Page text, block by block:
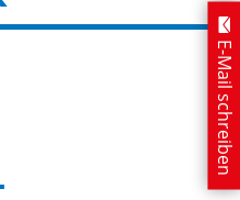
E-Mail schreiben